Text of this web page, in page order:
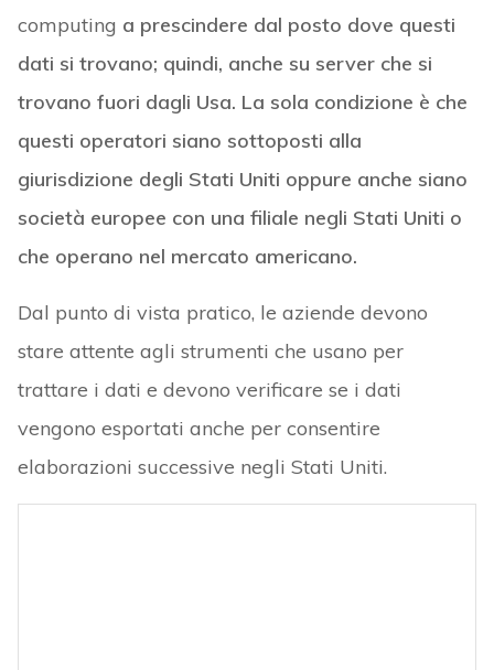
computing a prescindere dal posto dove questi
dati si trovano; quindi, anche su server che si
trovano fuori dagli Usa. La sola condizione è che
questi operatori siano sottoposti alla
giurisdizione degli Stati Uniti oppure anche siano
società europee con una filiale negli Stati Uniti o
che operano nel mercato americano.
Dal punto di vista pratico, le aziende devono
stare attente agli strumenti che usano per
trattare i dati e devono verificare se i dati
vengono esportati anche per consentire
elaborazioni successive negli Stati Uniti.